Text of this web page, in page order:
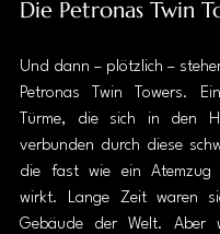
Die Petronas Twin
Und dann – plötzlich –
Petronas Twin Towers.
Türme, die sich in den
verbunden durch diese
die fast wie ein Atemzug
wirkt. Lange Zeit waren
Gebäude der Welt. Aber